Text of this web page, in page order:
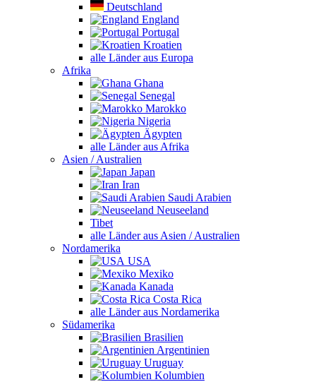
Deutschland
England
Portugal
Kroatien
alle Länder aus Europa
Afrika
Ghana
Senegal
Marokko
Nigeria
Ägypten
alle Länder aus Afrika
Asien / Australien
Japan
Iran
Saudi Arabien
Neuseeland
Tibet
alle Länder aus Asien / Australien
Nordamerika
USA
Mexiko
Kanada
Costa Rica
alle Länder aus Nordamerika
Südamerika
Brasilien
Argentinien
Uruguay
Kolumbien